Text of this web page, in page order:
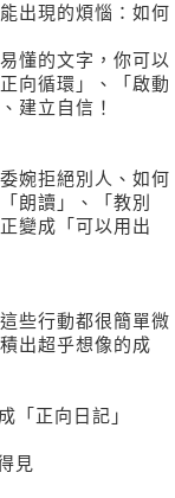
出現的煩惱：如何
懂的文字，你可以
向循環」、「啟動
建立自信！
婉拒絕別人、如何
朗讀」、「教別
變成「可以用出
些行動都很簡單微
出超乎想像的成
正向日記」
見